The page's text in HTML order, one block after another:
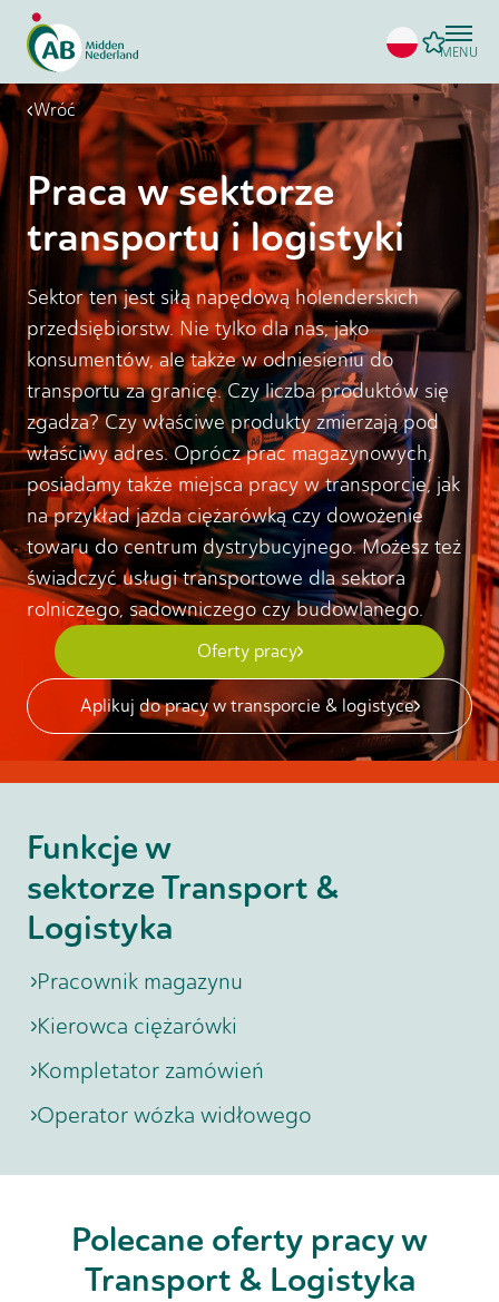
MENU
Wróć
Praca w sektorze
transportu i logistyki
Sektor ten jest siłą napędową holenderskich
przedsiębiorstw. Nie tylko dla nas, jako
konsumentów, ale także w odniesieniu do
transportu za granicę. Czy liczba produktów się
zgadza? Czy właściwe produkty zmierzają pod
właściwy adres. Oprócz prac magazynowych,
posiadamy także miejsca pracy w transporcie, jak
na przykład jazda ciężarówką czy dowożenie
towaru do centrum dystrybucyjnego. Możesz też
świadczyć usługi transportowe dla sektora
rolniczego, sadowniczego czy budowlanego.
Oferty pracy
Aplikuj do pracy w transporcie & logistyce
Funkcje w
sektorze Transport &
Logistyka
Pracownik magazynu
Kierowca ciężarówki
Kompletator zamówień
Operator wózka widłowego
Polecane oferty pracy w
Transport & Logistyka